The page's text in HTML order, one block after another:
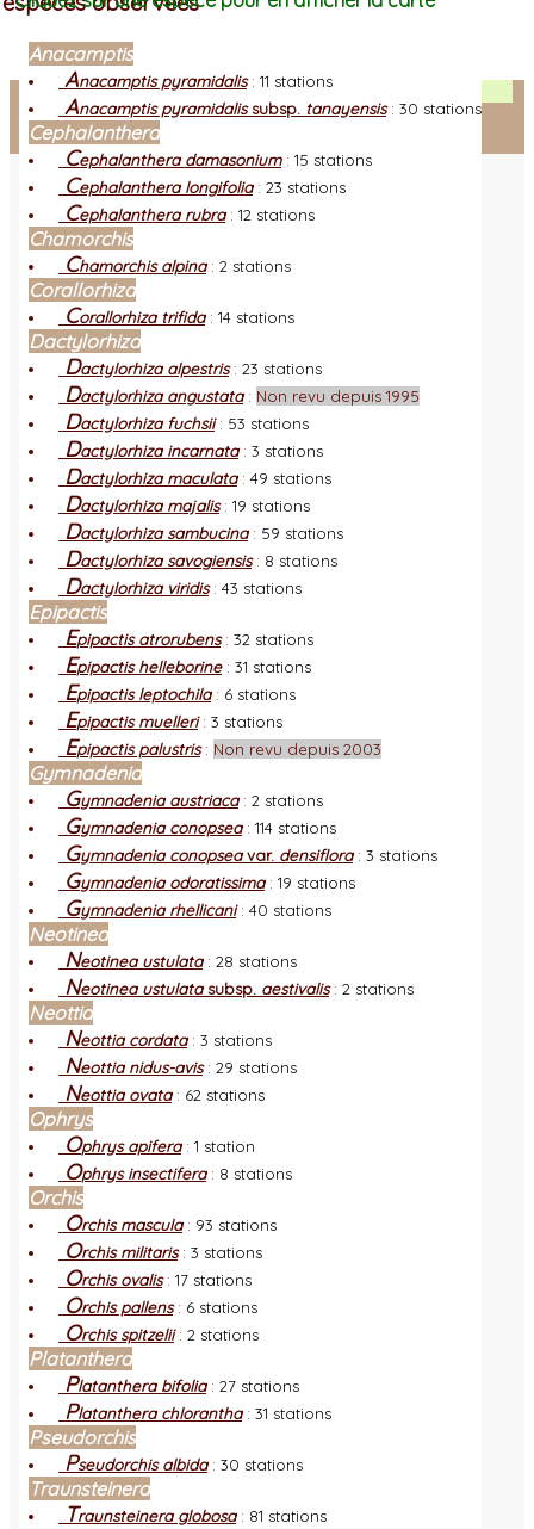
Facebook
Connexion adhérent
Anacamptis
Anacamptis pyramidalis: 11 stations
Anacamptis pyramidalissubsp. tanayensis: 30 stations
Cephalanthera
Cephalanthera damasonium: 15 stations
Cephalanthera longifolia: 23 stations
Cephalanthera rubra: 12 stations
Chamorchis
Chamorchis alpina: 2 stations
Corallorhiza
Corallorhiza trifida: 14 stations
Dactylorhiza
Dactylorhiza alpestris: 23 stations
Dactylorhiza angustata: Non revu depuis 1995
Dactylorhiza fuchsii: 53 stations
Dactylorhiza incarnata: 3 stations
Dactylorhiza maculata: 49 stations
Dactylorhiza majalis: 19 stations
Dactylorhiza sambucina: 59 stations
Dactylorhiza savogiensis: 8 stations
Dactylorhiza viridis: 43 stations
Epipactis
Epipactis atrorubens: 32 stations
Epipactis helleborine: 31 stations
Epipactis leptochila: 6 stations
Epipactis muelleri: 3 stations
Epipactis palustris: Non revu depuis 2003
Gymnadenia
Gymnadenia austriaca: 2 stations
Gymnadenia conopsea: 114 stations
Gymnadenia conopseavar. densiflora: 3 stations
Gymnadenia odoratissima: 19 stations
Gymnadenia rhellicani: 40 stations
Neotinea
Neotinea ustulata: 28 stations
Neotinea ustulatasubsp. aestivalis: 2 stations
Neottia
Neottia cordata: 3 stations
Neottia nidus-avis: 29 stations
Neottia ovata: 62 stations
Ophrys
Ophrys apifera: 1 station
Ophrys insectifera: 8 stations
Orchis
Orchis mascula: 93 stations
Orchis militaris: 3 stations
Orchis ovalis: 17 stations
Orchis pallens: 6 stations
Orchis spitzelii: 2 stations
Platanthera
Platanthera bifolia: 27 stations
Platanthera chlorantha: 31 stations
Pseudorchis
Pseudorchis albida: 30 stations
Traunsteinera
Traunsteinera globosa: 81 stations